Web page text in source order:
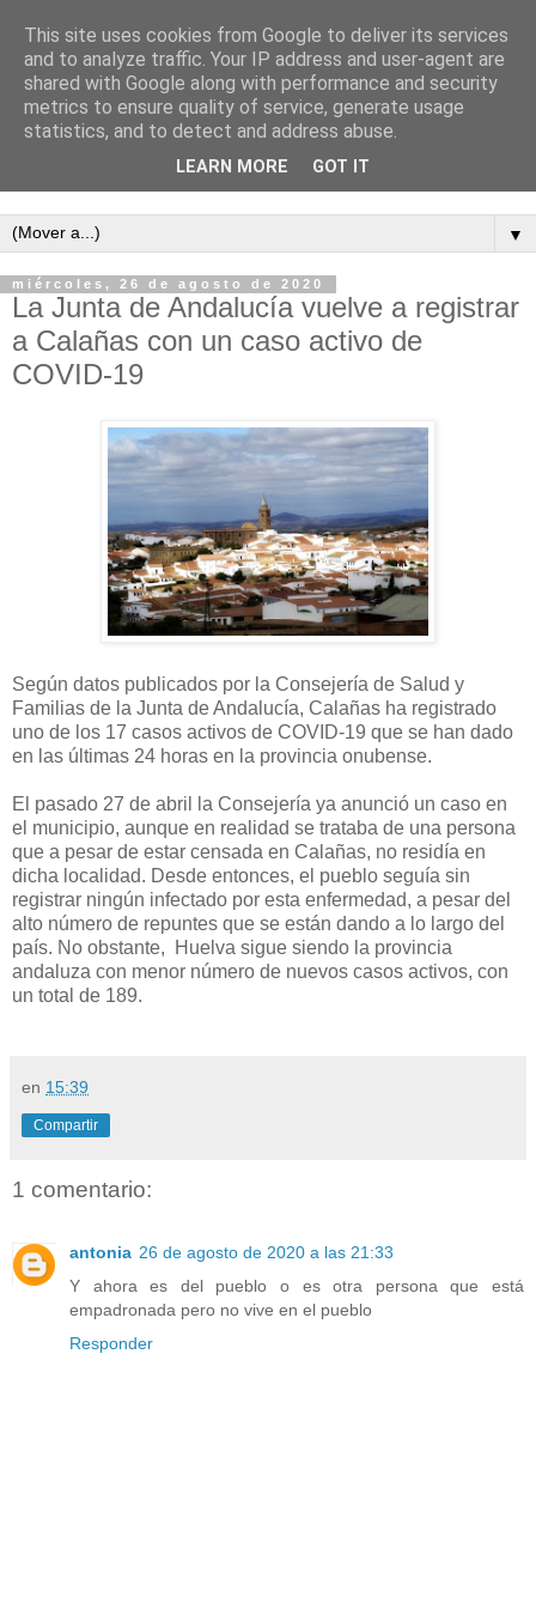
Semanario independiente de Calañas
▼
miércoles, 26 de agosto de 2020
La Junta de Andalucía vuelve a registrar
a Calañas con un caso activo de
COVID-19
Según datos publicados por la Consejería de Salud y
Familias de la Junta de Andalucía, Calañas ha registrado
uno de los 17 casos activos de COVID-19 que se han dado
en las últimas 24 horas en la provincia onubense.
El pasado 27 de abril la Consejería ya anunció un caso en
el municipio, aunque en realidad se trataba de una persona
que a pesar de estar censada en Calañas, no residía en
dicha localidad. Desde entonces, el pueblo seguía sin
registrar ningún infectado por esta enfermedad, a pesar del
alto número de repuntes que se están dando a lo largo del
país. No obstante, Huelva sigue siendo la provincia
andaluza con menor número de nuevos casos activos, con
un total de 189.
en 15:39
Compartir
1 comentario:
antonia 26 de agosto de 2020 a las 21:33
Y ahora es del pueblo o es otra persona que está
empadronada pero no vive en el pueblo
Responder
This site uses cookies from Google to deliver its services
and to analyze traffic. Your IP address and user-agent are
shared with Google along with performance and security
metrics to ensure quality of service, generate usage
statistics, and to detect and address abuse.
LEARN MORE GOT IT